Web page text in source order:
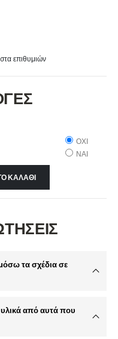
επιθυμιών
ΟΧΙ
ΝΑΙ
ΚΑΛΆΘΙ
τα σχέδια σε
από αυτά που